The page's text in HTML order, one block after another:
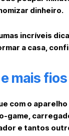
dinheiro.
incríveis
a casa,
mais fios
com o
game,
e tantos